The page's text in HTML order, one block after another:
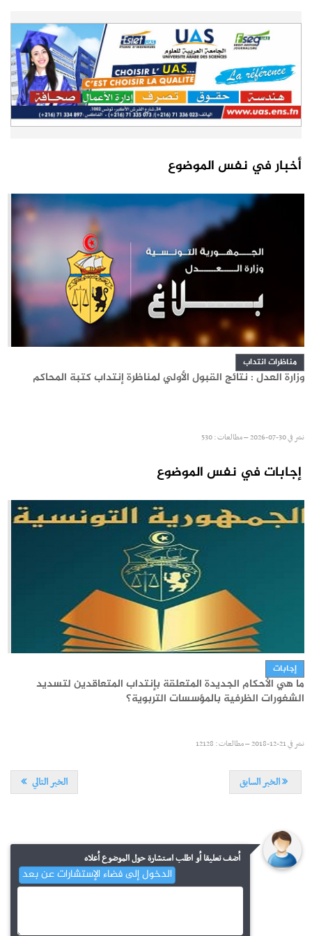
أخبار في نفس الموضوع
مناظرات انتداب
وزارة العدل : نتائج القبول الأولي لمناظرة إنتداب كتبة المحاكم
نشر في30-07-2026 – مطالعات : 530
مستجدات
مناظرات إنتداب أساتذة التربية البدنية : بلاغ خاص بالناجحين في
القائمة التكميلية
نشر في31-07-2026 – مطالعات : 477
إجابات في نفس الموضوع
إجابات
ما هي الأحكام الجديدة المتعلقة بإنتداب المتعاقدين لتسديد
الشغورات الظرفية بالمؤسسات التربوية؟
نشر في21-12-2018 – مطالعات : 12128
الخبر السابق الخبر التالي
أضف تعليقا أو اطلب استشارة حول الموضوع أعلاه
الدخول إلى فضاء الإستشارات عن بعد